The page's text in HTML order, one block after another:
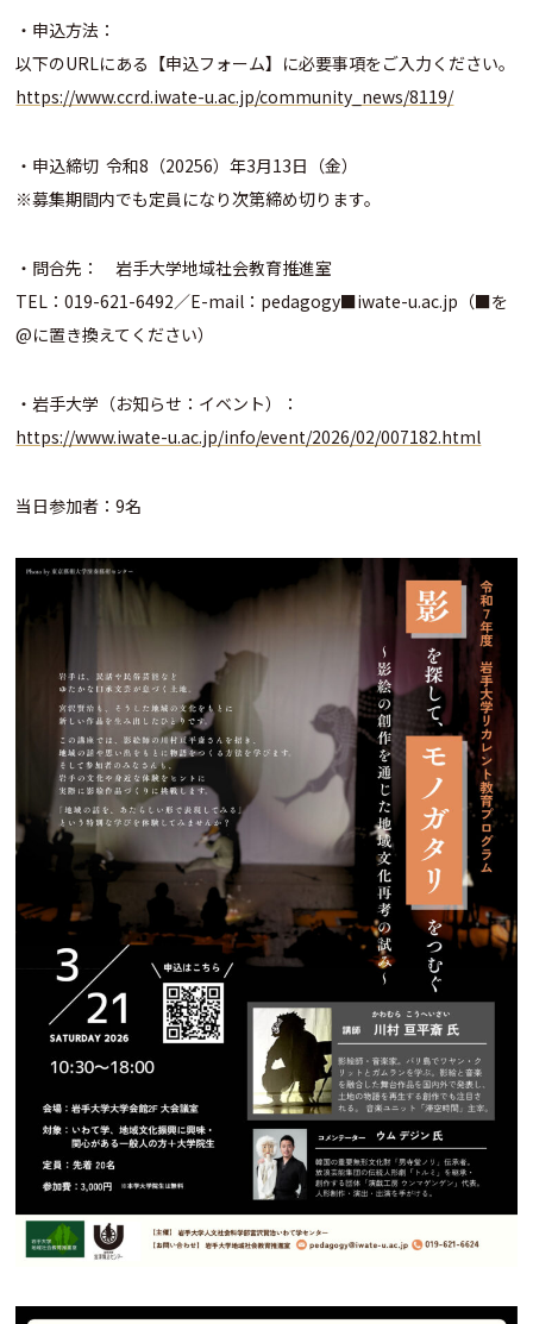
・申込方法：
以下のURLにある【申込フォーム】に必要事項をご入力ください。
https://www.ccrd.iwate-u.ac.jp/community_news/8119/
・申込締切 令和8（20256）年3月13日（金）
※募集期間内でも定員になり次第締め切ります。
・問合先： 岩手大学地域社会教育推進室
TEL：019-621-6492／E-mail：pedagogy■iwate-u.ac.jp（■を
@に置き換えてください）
・岩手大学（お知らせ：イベント）：
https://www.iwate-u.ac.jp/info/event/2026/02/007182.html
当日参加者：9名